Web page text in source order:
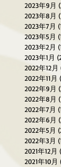
2023年9月
2023年8月
2023年7月
2023年5月
2023年2月
2023年1月
2022年12月
2022年11月
2022年9月
2022年8月
2022年7月
2022年6月
2022年5月
2022年3月
2021年12月
2021年10月